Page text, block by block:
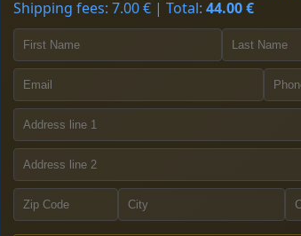
Shipping fees: 7.00 € | Total: 44.00 €